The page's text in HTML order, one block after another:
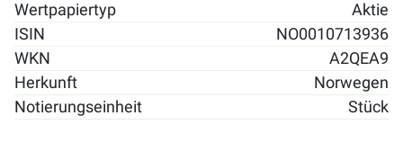
Wertpapiertyp
Aktie
ISIN
NO0010713936
WKN
A2QEA9
Herkunft
Norwegen
Notierungseinheit
Stück